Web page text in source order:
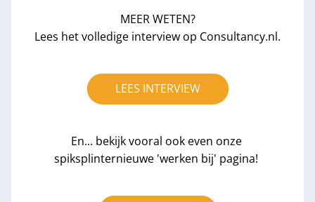
MEER WETEN?
Lees het volledige interview op Consultancy.nl.
LEES INTERVIEW
En... bekijk vooral ook even onze
spiksplinternieuwe 'werken bij' pagina!